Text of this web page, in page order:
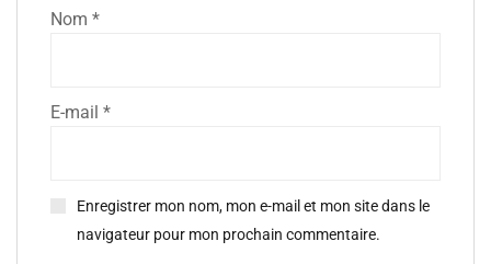
Nom *
E-mail *
Enregistrer mon nom, mon e-mail et mon site dans le
navigateur pour mon prochain commentaire.